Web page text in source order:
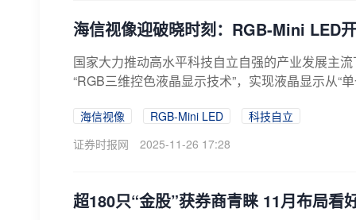
海信视像迎破晓时刻：RGB-Mini LED
国家大力推动高水平科技自立自强的产业发展主
“RGB三维控色液晶显示技术”，实现液晶显示从“
海信视像 RGB-Mini LED
科技自立
证券时报网
2025-11-26 17:28
超180只“金股”获券商青睐 11月布局看